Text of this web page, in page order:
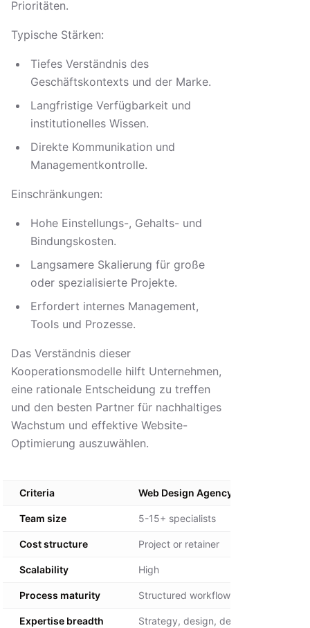
Prioritäten.
Typische Stärken:
Tiefes Verständnis des
Geschäftskontexts und der Marke.
Langfristige Verfügbarkeit und
institutionelles Wissen.
Direkte Kommunikation und
Managementkontrolle.
Einschränkungen:
Hohe Einstellungs-, Gehalts- und
Bindungskosten.
Langsamere Skalierung für große
oder spezialisierte Projekte.
Erfordert internes Management,
Tools und Prozesse.
Das Verständnis dieser
Kooperationsmodelle hilft Unternehmen,
eine rationale Entscheidung zu treffen
und den besten Partner für nachhaltiges
Wachstum und effektive Website-
Optimierung auszuwählen.
Criteria Web Design Agency
Team size 5-15+ specialists
Cost structure Project or retainer
Scalability High
Process maturity Structured workflows
Expertise breadth
Strategy, design, dev,